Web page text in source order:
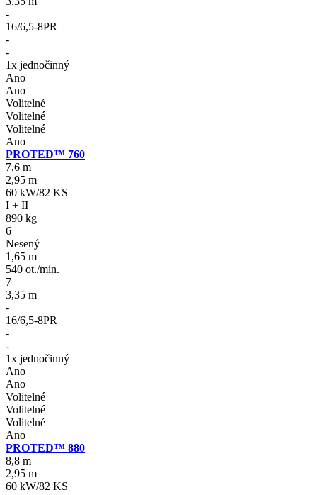
-
16/6,5-8PR
-
-
1x jednočinný
Ano
Ano
Volitelné
Volitelné
Volitelné
Ano
PROTED™ 760
7,6 m
2,95 m
60 kW/82 KS
I + II
890 kg
6
Nesený
1,65 m
540 ot./min.
7
3,35 m
-
16/6,5-8PR
-
-
1x jednočinný
Ano
Ano
Volitelné
Volitelné
Volitelné
Ano
PROTED™ 880
8,8 m
2,95 m
60 kW/82 KS